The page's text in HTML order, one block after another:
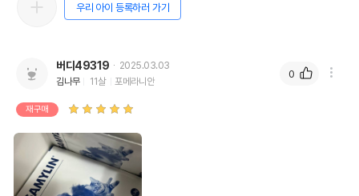
우리 아이 등록하러 가기
버디49319
2025.03.03
김나무
11살 포메라니안
재구매
0